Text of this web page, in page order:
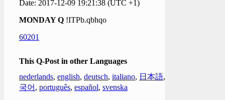
Date: 2017-12-09 19:21:38 (UTC +1)
MONDAY Q !ITPb.qbhqo
60201
This Q-Post in other Languages
nederlands, english, deutsch, italiano, 日本語,
국어 , português, español, svenska